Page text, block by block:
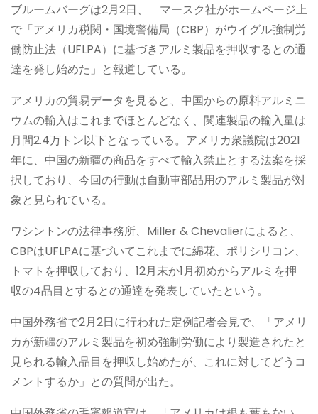
ブルームバーグは2月2日、 マースク社がホームページ上
で「アメリカ税関・国境警備局（CBP）がウイグル強制労
働防止法（UFLPA）に基づきアルミ製品を押収するとの通
達を発し始めた」と報道している。
アメリカの貿易データを見ると、中国からの原料アルミニ
ウムの輸入はこれまでほとんどなく、関連製品の輸入量は
月間2.4万トン以下となっている。アメリカ衆議院は2021
年に、中国の新疆の商品をすべて輸入禁止とする法案を採
択しており、今回の行動は自動車部品用のアルミ製品が対
象と見られている。
ワシントンの法律事務所、Miller & Chevalierによると、
CBPはUFLPAに基づいてこれまでに綿花、ポリシリコン、
トマトを押収しており、12月末か1月初めからアルミを押
収の4品目とするとの通達を発表していたという。
中国外務省で2月2日に行われた定例記者会見で、「アメリ
カが新疆のアルミ製品を初め強制労働により製造されたと
見られる輸入品目を押収し始めたが、これに対してどうコ
メントするか」との質問が出た。